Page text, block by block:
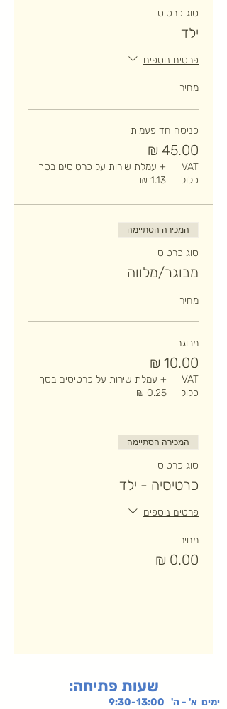
סוג כרטיס
ילד
פרטים נוספים
מחיר
כניסה חד פעמית
VAT
כלול
+ עמלת שירות על כרטיסים בסך
‏1.13 ‏₪
המכירה הסתיימה
סוג כרטיס
מבוגר/מלווה
מחיר
מבוגר
VAT
כלול
+ עמלת שירות על כרטיסים בסך
‏0.25 ‏₪
המכירה הסתיימה
סוג כרטיס
כרטיסיה - ילד
פרטים נוספים
מחיר
:שעות פתיחה
ימים א' - ה' 9:30-13:00